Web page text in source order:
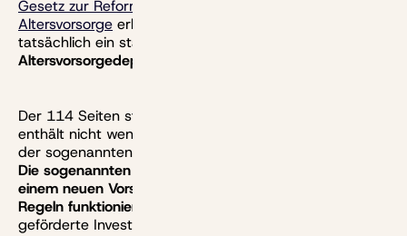
Gesetz zur Reform der steuerlich geförderten privaten
Altersvorsorge erhalten, dann wird es
tatsächlich ein staatlich gefördertes
Altersvorsorgedepot
Der 114 Seiten starke Entwurf, der darauf abzielt,
enthält nicht weniger als eine komplette Neuordnung
der sogenannten
Die sogenannten Riester-Renten werden abgelöst von
einem neuen Vorsorgeangebot, das nach völlig anderen
Regeln funktioniert
geförderte Investitionen ohne Kapitalgarantien zulässt.